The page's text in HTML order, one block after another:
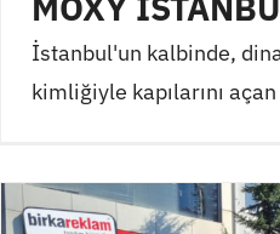
İstanbul'un kalbinde,
kimliğiyle kapılarını